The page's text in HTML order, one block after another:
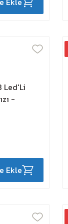
Led'Li
-
Ekle